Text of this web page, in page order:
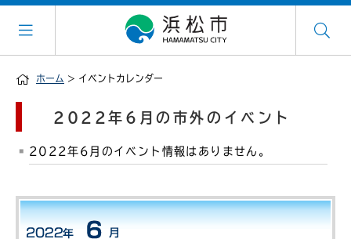
ホーム > イベントカレンダー
2022年6月の市外のイベント
2022年6月のイベント情報はありません。